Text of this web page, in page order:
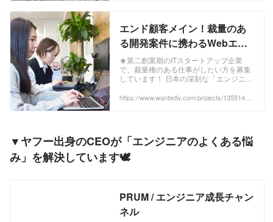
エンド顧客メイン！裁量のあ
る開発案件に携わるWebエン
ジニアを募集！！ - 株式会社
PRUMのWebエンジニアの採
用 - Wantedly
★第二創業期のITスタートアップ企業
で、裁量権のある仕事がしたい方を募集
しています！ 日本の深刻な「エンジニア
https://www.wantedly.com/projects/1355143?
post_id=866296&post_location=in_content
▼ヤフー出身のCEOが「エンジニアのよくある悩
み」を解決しています🕊️
PRUM / エンジニア成長チャン
ネル